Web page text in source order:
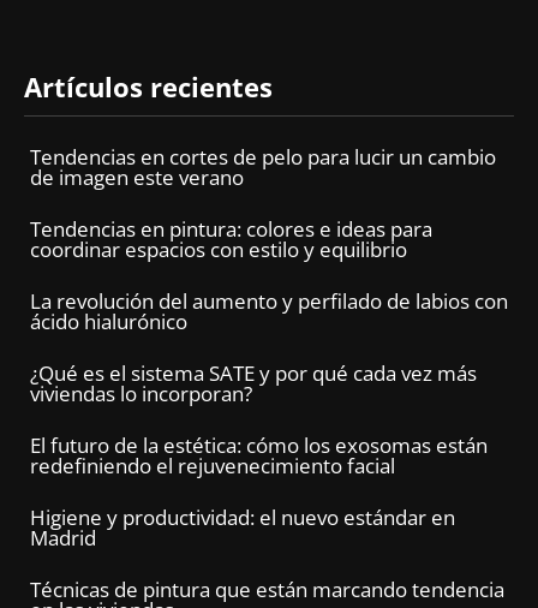
Artículos recientes
Tendencias en cortes de pelo para lucir un cambio
de imagen este verano
Tendencias en pintura: colores e ideas para
coordinar espacios con estilo y equilibrio
La revolución del aumento y perfilado de labios con
ácido hialurónico
¿Qué es el sistema SATE y por qué cada vez más
viviendas lo incorporan?
El futuro de la estética: cómo los exosomas están
redefiniendo el rejuvenecimiento facial
Higiene y productividad: el nuevo estándar en
Madrid
Técnicas de pintura que están marcando tendencia